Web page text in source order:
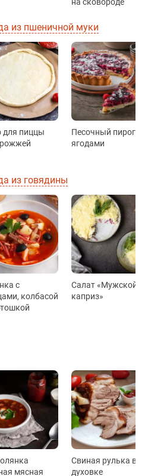
из пшеничной муки
для пиццы
Песочный пирог с
ягодами
из говядины
с
колбасой
Салат «Мужской
каприз»
мясная
Свиная рулька в
духовке